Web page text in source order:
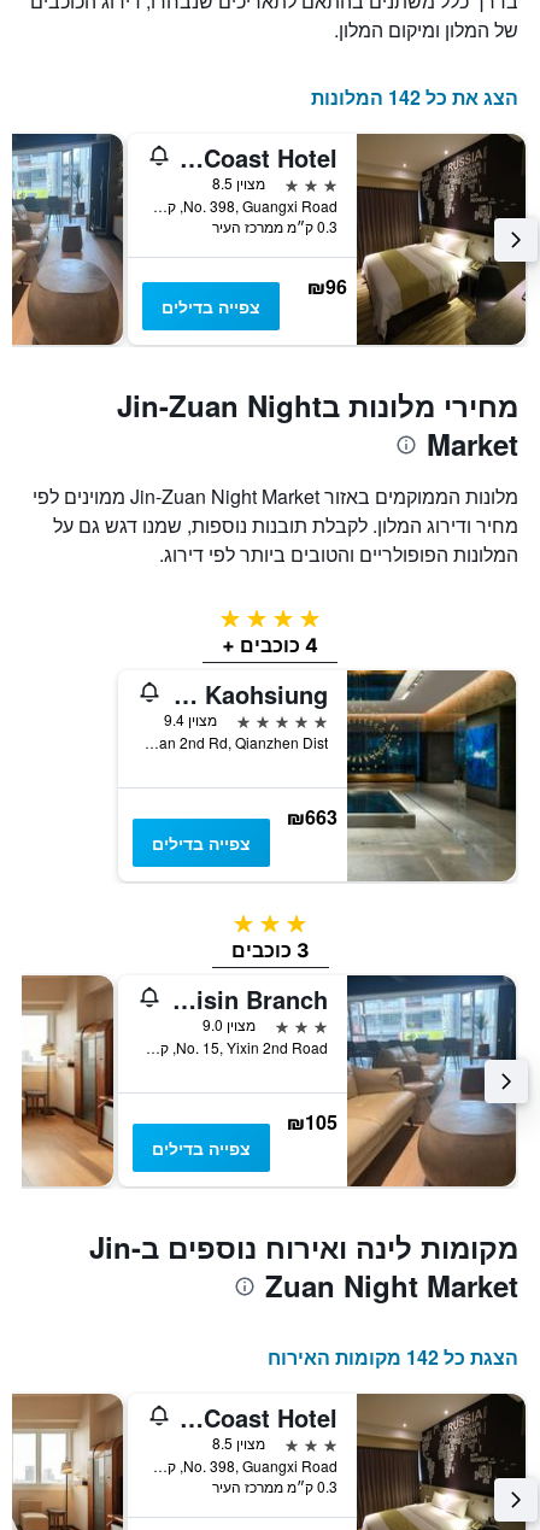
של המלון ומיקום המלון.
הצג את כל 142 המלונות
The Blue Coast Hotel
3 כוכבים
מצוין 8.5
No. 398, Guangxi Road, קאושיונג, טייוואן
0.3 ק״מ ממרכז העיר
₪96
צפייה בדילים
מחירי מלונות בJin-Zuan Night
Market
מלונות הממוקמים באזור Jin-Zuan Night Market ממוינים לפי
מחיר ודירוג המלון. לקבלת תובנות נוספות, שמנו דגש גם על
המלונות הפופולריים והטובים ביותר לפי דירוג.
4 כוכבים
4 כוכבים +
THE AMNIS, a Luxury Collection Hotel, Kaohsiung
5 כוכבים
מצוין 9.4
No.199, Zhongshan 2nd Rd, Qianzhen Dist., קאושיונג, טייוואן
₪663
צפייה בדילים
3 כוכבים
3 כוכבים
Hub Hotel Kaohsiung Yisin Branch
3 כוכבים
מצוין 9.0
No. 15, Yixin 2nd Road, קאושיונג, טייוואן
₪105
צפייה בדילים
מקומות לינה ואירוח נוספים בJin-
Zuan Night Market
הצגת כל 142 מקומות האירוח
The Blue Coast Hotel
3 כוכבים
מצוין 8.5
No. 398, Guangxi Road, קאושיונג, טייוואן
0.3 ק״מ ממרכז העיר